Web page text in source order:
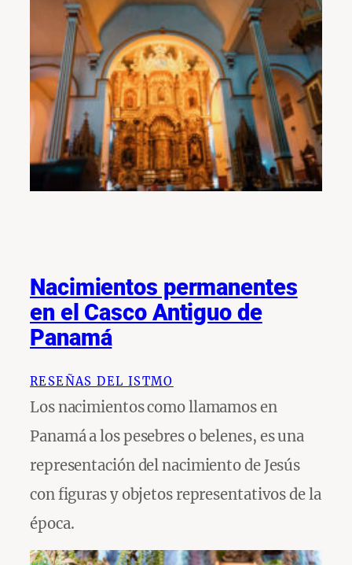
Nacimientos permanentes
en el Casco Antiguo de
Panamá
RESEÑAS DEL ISTMO
Los nacimientos como llamamos en
Panamá a los pesebres o belenes, es una
representación del nacimiento de Jesús
con figuras y objetos representativos de la
época.